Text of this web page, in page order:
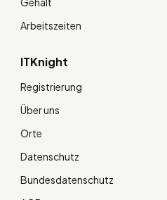
Arbeitszeiten
ITKnight
Registrierung
Über uns
Orte
Datenschutz
Bundesdatenschutz